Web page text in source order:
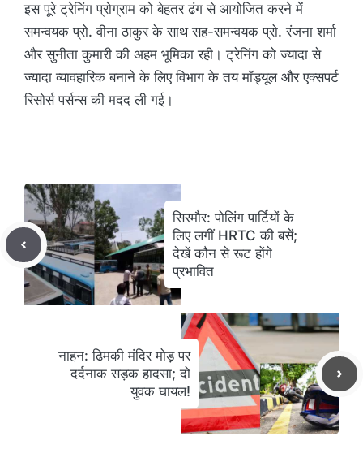
इस पूरे ट्रेनिंग प्रोग्राम को बेहतर ढंग से आयोजित करने में
समन्वयक प्रो. वीना ठाकुर के साथ सह-समन्वयक प्रो. रंजना शर्मा
और सुनीता कुमारी की अहम भूमिका रही। ट्रेनिंग को ज्यादा से
ज्यादा व्यावहारिक बनाने के लिए विभाग के तय मॉड्यूल और एक्सपर्ट
रिसोर्स पर्सन्स की मदद ली गई।
सिरमौर: पोलिंग पार्टियों के
लिए लगीं HRTC की बसें;
देखें कौन से रूट होंगे
प्रभावित
नाहन: ढिमकी मंदिर मोड़ पर
दर्दनाक सड़क हादसा; दो
युवक घायल!